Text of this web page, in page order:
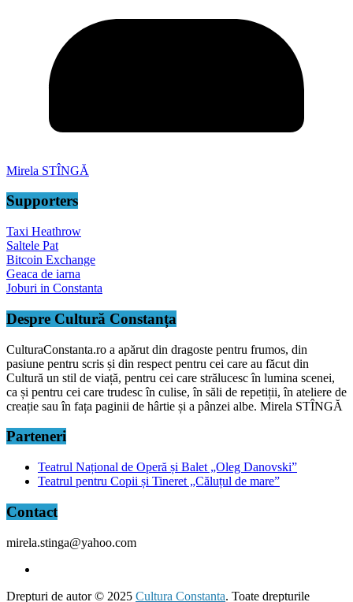
Mirela STÎNGĂ
Supporters
Taxi Heathrow
Saltele Pat
Bitcoin Exchange
Geaca de iarna
Joburi in Constanta
Despre Cultură Constanța
CulturaConstanta.ro a apărut din dragoste pentru frumos, din
pasiune pentru scris și din respect pentru cei care au făcut din
Cultură un stil de viață, pentru cei care strălucesc în lumina scenei,
ca și pentru cei care trudesc în culise, în săli de repetiții, în ateliere de
creație sau în fața paginii de hârtie și a pânzei albe. Mirela STÎNGĂ
Parteneri
Teatrul Național de Operă și Balet „Oleg Danovski”
Teatrul pentru Copii și Tineret „Căluțul de mare”
Contact
mirela.stinga@yahoo.com
Drepturi de autor © 2025 Cultura Constanta. Toate drepturile